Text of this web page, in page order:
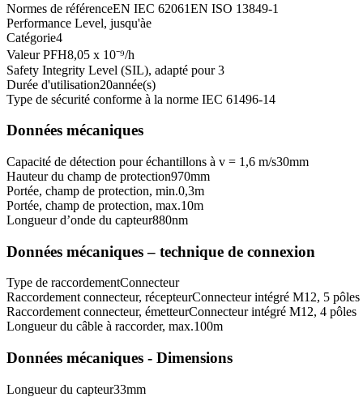
Normes de référenceEN IEC 62061EN ISO 13849-1
Performance Level, jusqu'àe
Catégorie4
Valeur PFH8,05 x 10⁻⁹/h
Safety Integrity Level (SIL), adapté pour3
Durée d'utilisation20année(s)
Type de sécurité conforme à la norme IEC 61496-14
Données mécaniques
Capacité de détection pour échantillons à v = 1,6 m/s30mm
Hauteur du champ de protection970mm
Portée, champ de protection, min.0,3m
Portée, champ de protection, max.10m
Longueur d’onde du capteur880nm
Données mécaniques – technique de connexion
Type de raccordementConnecteur
Raccordement connecteur, récepteurConnecteur intégré M12, 5 pôles
Raccordement connecteur, émetteurConnecteur intégré M12, 4 pôles
Longueur du câble à raccorder, max.100m
Données mécaniques - Dimensions
Longueur du capteur33mm